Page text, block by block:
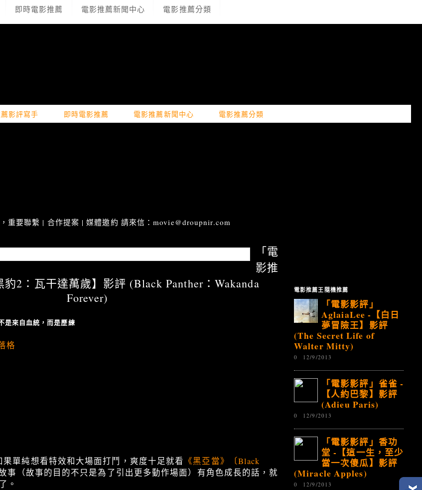
即時電影推薦 電影推薦新聞中心 電影推薦分類
影評寫手 即時電影推薦 電影推薦新聞中心 電影推薦分類
重要聯繫 | 合作提案 | 媒體邀約 請來信：movie@droupnir.com
「電
影推
2：瓦干達萬歲】影評 (Black Panther：Wakanda
Forever)
是來自血統，而是歷練
格
單純想看特效和大場面打鬥，爽度十足就看 《黑亞當》〔Black
事（故事的目的不只是為了引出更多動作場面）有角色成長的話，就
。
電影推薦王隨機推薦
「電影影評」
AglaiaLee -【白日
夢冒險王】影評
(The Secret Life of
Walter Mitty)
0 12/9/2013
「電影影評」雀雀 -
【人約巴黎】影評
(Adieu Paris)
0 12/9/2013
「電影影評」香功
堂 -【這一生，至少
當一次傻瓜】影評
(Miracle Apples)
0 12/9/2013